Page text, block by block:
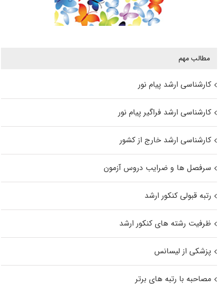
مطالب مهم
کارشناسی ارشد پیام نور
کارشناسی ارشد فراگیر پیام نور
کارشناسی ارشد خارج از کشور
سرفصل ها و ضرایب دروس آزمون
رتبه قبولی کنکور ارشد
ظرفیت رشته های کنکور ارشد
پزشکی از لیسانس
مصاحبه با رتبه های برتر